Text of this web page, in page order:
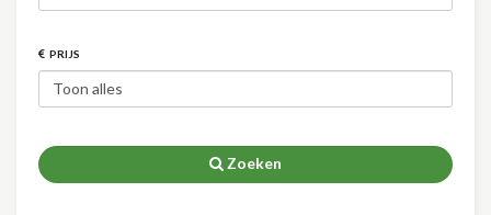
PRIJS
Zoeken